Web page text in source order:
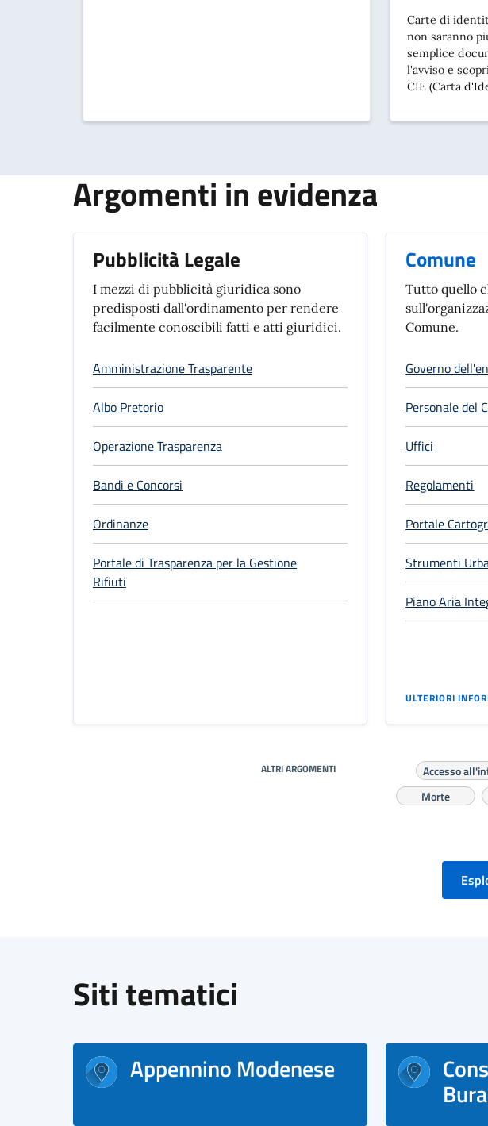
Carte di
non saranno
semplice
l'avviso e
CIE (Carta
Argomenti in evidenza
Pubblicità Legale
I mezzi di pubblicità giuridica sono
predisposti dall'ordinamento per rendere
facilmente conoscibili fatti e atti giuridici.
Amministrazione Trasparente
Albo Pretorio
Operazione Trasparenza
Bandi e Concorsi
Ordinanze
Portale di Trasparenza per la Gestione
Rifiuti
Comune
Tutto quello
Comune.
Governo
Personale del
Uffici
Regolamenti
Portale
Strumenti
Piano Aria
ULTERIORI
ALTRI ARGOMENTI Accesso
Morte
Siti tematici
Appennino Modenese